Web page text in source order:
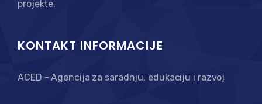
projekte.
KONTAKT INFORMACIJE
ACED - Agencija za saradnju, edukaciju i razvoj